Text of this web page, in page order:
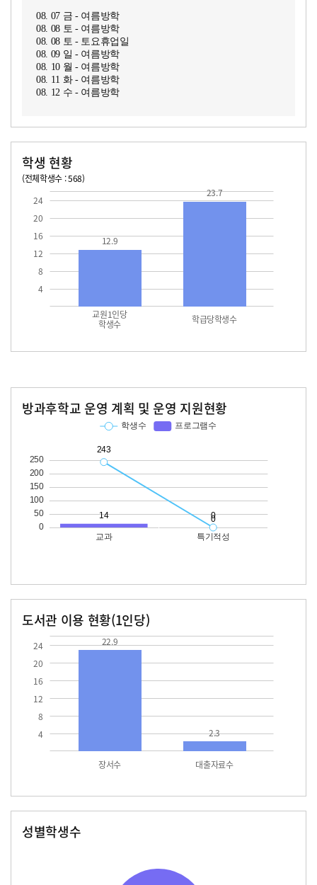
08. 07 금 - 여름방학
08. 08 토 - 여름방학
08. 08 토 - 토요휴업일
08. 09 일 - 여름방학
08. 10 월 - 여름방학
08. 11 화 - 여름방학
08. 12 수 - 여름방학
학생 현황
(전체학생수 : 568)
4
8
12
16
20
24
교원1인당
학생수 학급당학생수
12.9
23.7
방과후학교 운영 계획 및 운영 지원현황
도서관 이용 현황(1인당)
4
8
12
16
20
24
장서수 대출자료수
22.9
2.3
성별학생수